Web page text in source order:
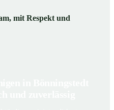
mit Respekt und